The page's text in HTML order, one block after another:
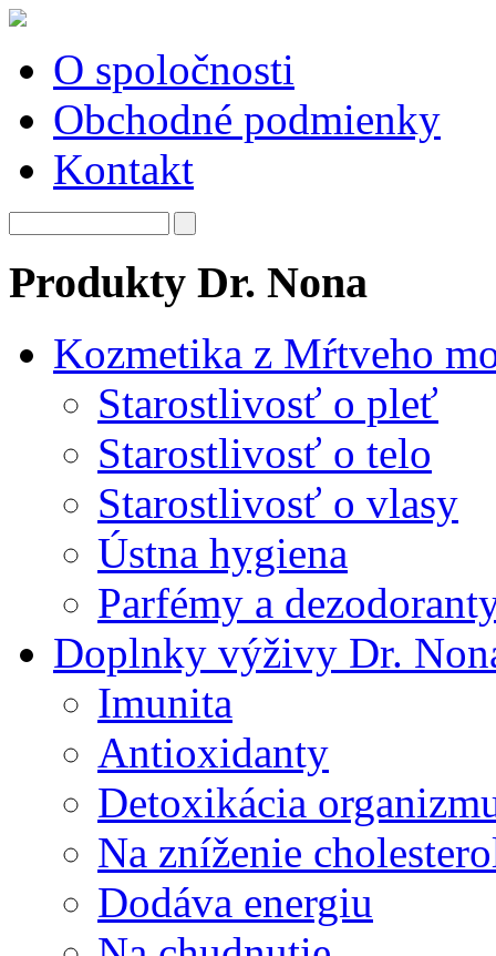
O spoločnosti
Obchodné podmienky
Kontakt
Produkty Dr. Nona
Kozmetika z Mŕtveho
Starostlivosť o pleť
Starostlivosť o telo
Starostlivosť o vlasy
Ústna hygiena
Parfémy a
Doplnky výživy Dr.
Imunita
Antioxidanty
Detoxikácia
Na zníženie
Dodáva energiu